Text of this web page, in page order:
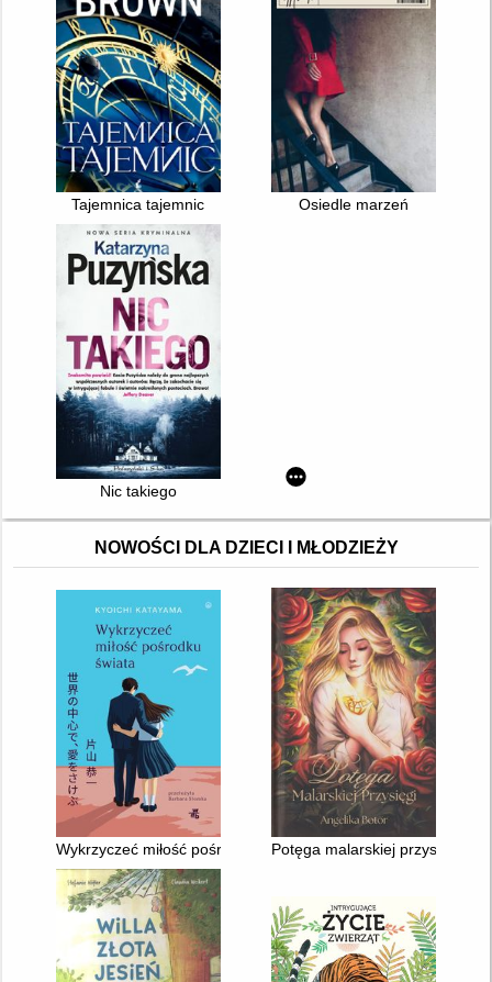
Tajemnica tajemnic Osiedle marzeń
Nic takiego
NOWOŚCI DLA DZIECI I MŁODZIEŻY
Wykrzyczeć miłość pośrodku świataPotęga malarskiej przysięgi